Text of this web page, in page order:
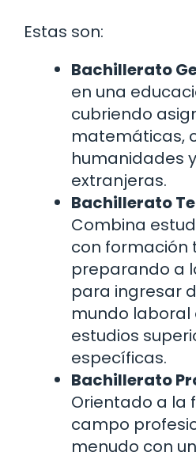
Estas son:
Bachillerato
en una
cubriendo
matemáticas,
humanidades
extranjeras.
Bachillerato
Combina
con formación
preparando a
para ingresar
mundo laboral
estudios
específicas.
Bachillerato
Orientado a la
campo
menudo con